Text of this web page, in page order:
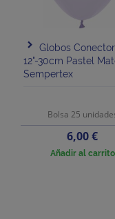
Globos Conector
12"-30cm Pastel
Sempertex
Bolsa 25
Precio
6,00 €
Añadir al carrito